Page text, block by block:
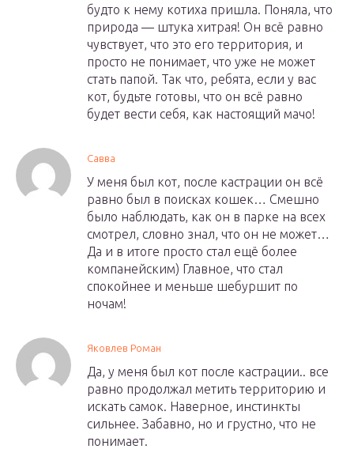
будто к нему котиха пришла. Поняла, что
природа — штука хитрая! Он всё равно
чувствует, что это его территория, и
просто не понимает, что уже не может
стать папой. Так что, ребята, если у вас
кот, будьте готовы, что он всё равно
будет вести себя, как настоящий мачо!
Савва
У меня был кот, после кастрации он всё
равно был в поисках кошек… Смешно
было наблюдать, как он в парке на всех
смотрел, словно знал, что он не может…
Да и в итоге просто стал ещё более
компанейским) Главное, что стал
спокойнее и меньше шебуршит по
ночам!
Яковлев Роман
Да, у меня был кот после кастрации.. все
равно продолжал метить территорию и
искать самок. Наверное, инстинкты
сильнее. Забавно, но и грустно, что не
понимает.